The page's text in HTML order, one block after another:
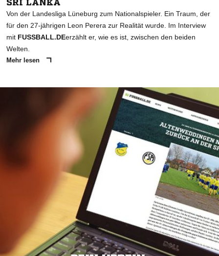
SRI LANKA
Von der Landesliga Lüneburg zum Nationalspieler. Ein Traum, der
für den 27-jährigen Leon Perera zur Realität wurde. Im Interview
mit FUSSBALL.DEerzählt er, wie es ist, zwischen den beiden
Welten.
Mehr lesen